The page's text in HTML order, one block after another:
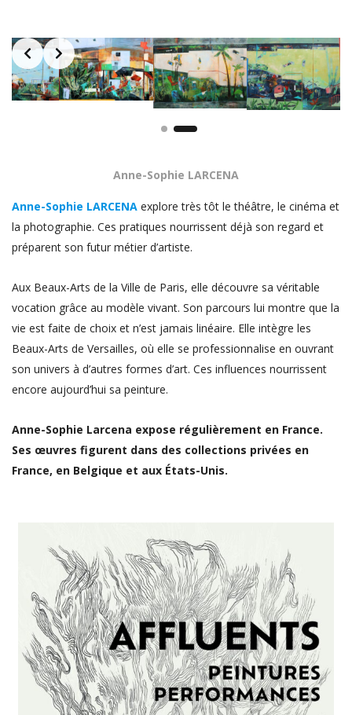
Slide 1 of 2
Anne-Sophie LARCENA
Anne-Sophie LARCENA explore très tôt le théâtre, le cinéma et
la photographie. Ces pratiques nourrissent déjà son regard et
préparent son futur métier d’artiste.
Aux Beaux-Arts de la Ville de Paris, elle découvre sa véritable
vocation grâce au modèle vivant. Son parcours lui montre que la
vie est faite de choix et n’est jamais linéaire. Elle intègre les
Beaux-Arts de Versailles, où elle se professionnalise en ouvrant
son univers à d’autres formes d’art. Ces influences nourrissent
encore aujourd’hui sa peinture.
Anne-Sophie Larcena expose régulièrement en France.
Ses œuvres figurent dans des collections privées en
France, en Belgique et aux États-Unis.